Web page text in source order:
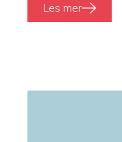
Les mer